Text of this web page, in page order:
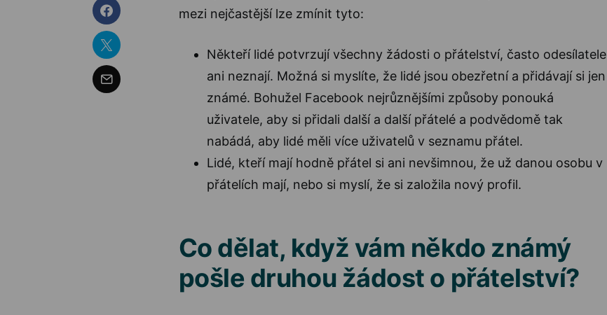
mezi nejčastější lze zmínit tyto:
Někteří lidé potvrzují všechny žádosti o přátelství, často odesílatele
ani neznají. Možná si myslíte, že lidé jsou obezřetní a přidávají si jen
známé. Bohužel Facebook nejrůznějšími způsoby ponouká
uživatele, aby si přidali další a další přátelé a podvědomě tak
nabádá, aby lidé měli více uživatelů v seznamu přátel.
Lidé, kteří mají hodně přátel si ani nevšimnou, že už danou osobu v
přátelích mají, nebo si myslí, že si založila nový profil.
Co dělat, když vám někdo známý
pošle druhou žádost o přátelství?